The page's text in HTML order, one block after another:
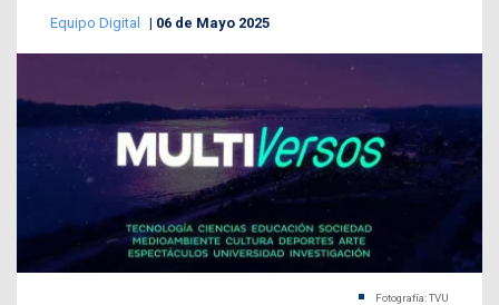
Equipo Digital 06 de Mayo 2025
Fotografía: TVU